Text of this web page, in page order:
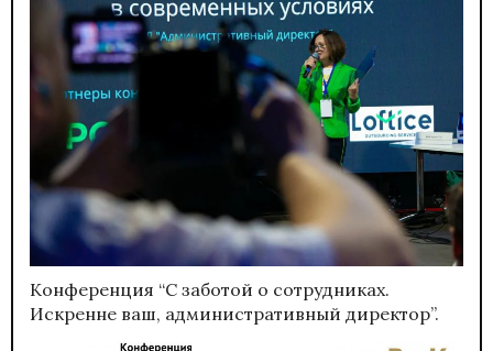
Конференция “С заботой о сотрудниках.
Искренне ваш, административный директор”.